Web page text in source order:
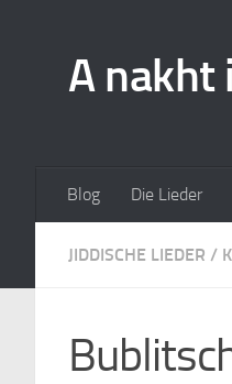
A nakht
Blog Die Lieder
JIDDISCHE LIEDER /